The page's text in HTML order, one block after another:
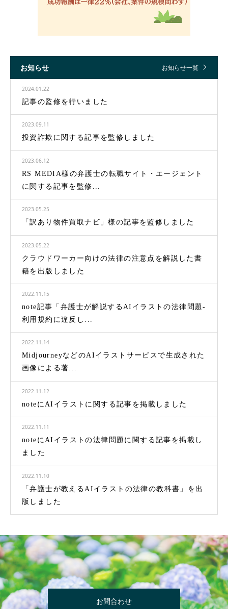
お知らせ お知らせ一覧
2024.01.22
記事の監修を行いました
2023.09.11
投資詐欺に関する記事を監修しました
2023.06.12
RS MEDIA様の弁護士の転職サイト・エージェント
に関する記事を監修...
2023.05.25
「訳あり物件買取ナビ」様の記事を監修しました
2023.05.22
クラウドワーカー向けの法律の注意点を解説した書
籍を出版しました
2022.11.15
note記事「弁護士が解説するAIイラストの法律問題-
利用規約に違反し...
2022.11.14
MidjourneyなどのAIイラストサービスで生成された
画像による著...
2022.11.12
noteにAIイラストに関する記事を掲載しました
2022.11.11
noteにAIイラストの法律問題に関する記事を掲載し
ました
2022.11.10
「弁護士が教えるAIイラストの法律の教科書」を出
版しました
お問合わせ